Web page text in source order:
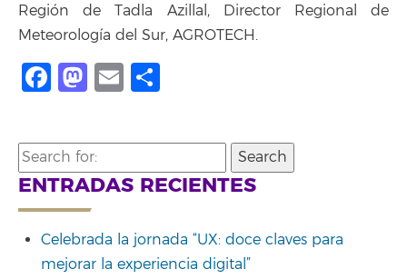
Región de Tadla Azillal, Director Regional de
Meteorología del Sur, AGROTECH.
Facebook
Mastodon
Email
Search
for:
ENTRADAS RECIENTES
Celebrada la jornada “UX: doce claves para
mejorar la experiencia digital”